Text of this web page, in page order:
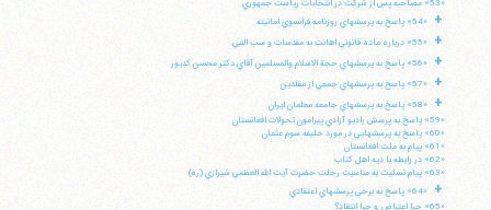
«53» مصاحبه پس از شركت در انتخابات رياست جمهوري
+ «54» پاسخ به پرسشهاي روزنامه فرانسوي امانيته
+ «55» درباره ماده قانوني اهانت به مقدسات و سب النبي
+ «56» پاسخ به پرسشهاي حجة الاسلام والمسلمين آقاي دكتر محسن كديور
+ «57» پاسخ به پرسشهاي جمعي از مقلدين
+
«58» پاسخ به پرسشهاي جامعه معلمان ايران
«59» پاسخ به پرسش راديو آزادي پيرامون تحولات افغانستان
«60» پاسخ به پرسشهايي در مورد خليفه سوم عثمان
«61» پيام به ملت افغانستان
«62» در رابطه با ديه اهل كتاب
«63» پيام تسليت به مناسبت رحلت حضرت آيت الله العظمي شيرازي (ره)
+
«64» پاسخ به برخي پرسشهاي اعتقادي
«65» چرا اعتراض و چرا انتقاد؟